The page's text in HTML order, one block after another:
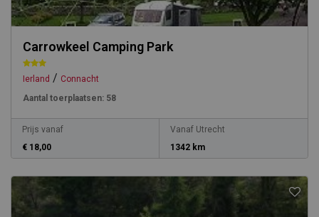
Carrowkeel Camping Park
Ierland / Connacht
Aantal toerplaatsen: 58
Prijs vanaf
€ 18,00
Vanaf Utrecht
1342 km